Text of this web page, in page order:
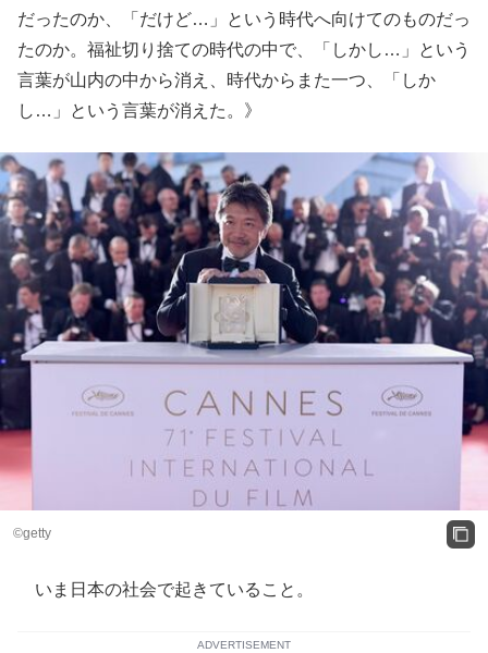
だったのか、「だけど…」という時代へ向けてのものだっ
たのか。福祉切り捨ての時代の中で、「しかし…」という
言葉が山内の中から消え、時代からまた一つ、「しか
し…」という言葉が消えた。》
©getty
いま日本の社会で起きていること。
ADVERTISEMENT